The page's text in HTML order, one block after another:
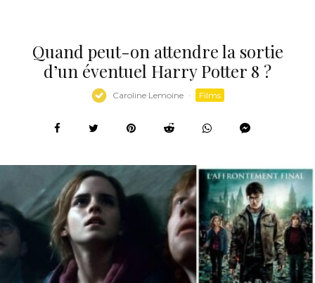
Quand peut-on attendre la sortie
d’un éventuel Harry Potter 8 ?
Caroline Lemoine · Films